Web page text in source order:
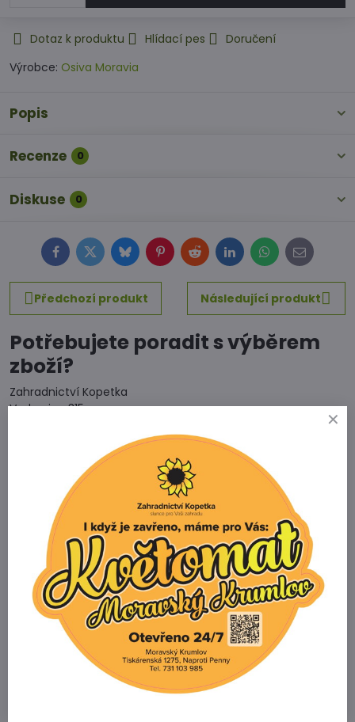
Dotaz k produktu Hlídací pes
Doručení
Výrobce: Osiva Moravia
Popis
Recenze 0
Diskuse 0
FacebookTwitterBlueskyPinterestRedditLinkedInWhatsApp
E-
mail
Předchozí produkt
Následující produkt
Potřebujete poradit s výběrem
zboží?
Zahradnictví Kopetka
Vedrovice 315
Telefon
+420 731 103 985
Prodejna
+420 607 042 662
Email
info@zahradnictvikopetka.cz
Zahradnictví Vedrovice